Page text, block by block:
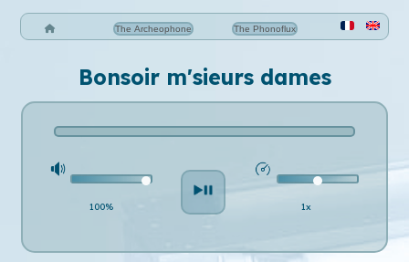
The Archeophone The Phonoflux
Bonsoir m'sieurs dames
100% 1x